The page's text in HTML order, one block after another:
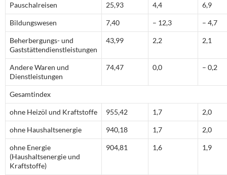
Pauschalreisen 25,93 4,4 6,9
Bildungswesen 7,40 – 12,3 – 4,7
Beherbergungs- und
Gaststättendienstleistungen
43,99 2,2 2,1
Andere Waren und
Dienstleistungen
74,47 0,0 – 0,2
Gesamtindex
ohne Heizöl und Kraftstoffe 955,42 1,7 2,0
ohne Haushaltsenergie 940,18 1,7 2,0
ohne Energie
(Haushaltsenergie und
Kraftstoffe)
904,81 1,6 1,9